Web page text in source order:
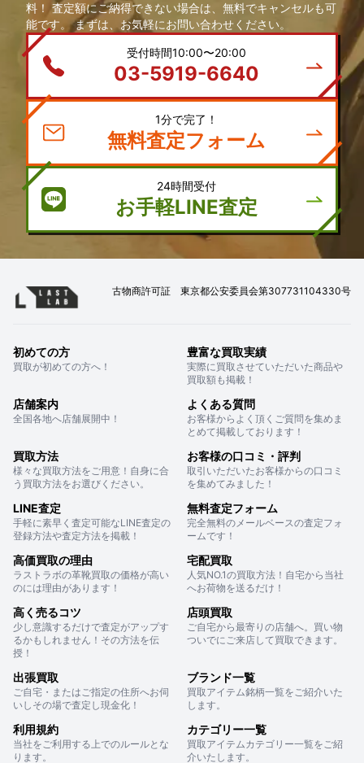
料！ 査定額にご納得できない場合は、無料でキャンセルも可
能です。 まずは、お気軽にお問い合わせください。
受付時間10:00〜20:00
03-5919-6640
1分で完了！
無料査定フォーム
24時間受付
お手軽LINE査定
古物商許可証 東京都公安委員会第307731104330号
初めての方
買取が初めての方へ！
豊富な買取実績
実際に買取させていただいた商品や
買取額も掲載！
店舗案内
全国各地へ店舗展開中！
よくある質問
お客様からよく頂くご質問を集めま
とめて掲載しております！
買取方法
様々な買取方法をご用意！自身に合
う買取方法をお選びください。
お客様の口コミ・評判
取引いただいたお客様からの口コミ
を集めてみました！
LINE査定
手軽に素早く査定可能なLINE査定の
登録方法や査定方法を掲載！
無料査定フォーム
完全無料のメールベースの査定フォ
ームです！
高価買取の理由
ラストラボの革靴買取の価格が高い
のには理由があります！
宅配買取
人気NO.1の買取方法！自宅から当社
へお荷物を送るだけ！
高く売るコツ
少し意識するだけで査定がアップす
るかもしれません！その方法を伝
授！
店頭買取
ご自宅から最寄りの店舗へ。買い物
ついでにご来店して買取できます。
出張買取
ご自宅・またはご指定の住所へお伺
いしその場で査定し現金化！
ブランド一覧
買取アイテム銘柄一覧をご紹介いた
します。
利用規約
当社をご利用する上でのルールとな
ります。
カテゴリー一覧
買取アイテムカテゴリー一覧をご紹
介いたします。